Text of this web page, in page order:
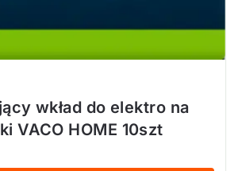
wkład do elektro na
VACO HOME 10szt